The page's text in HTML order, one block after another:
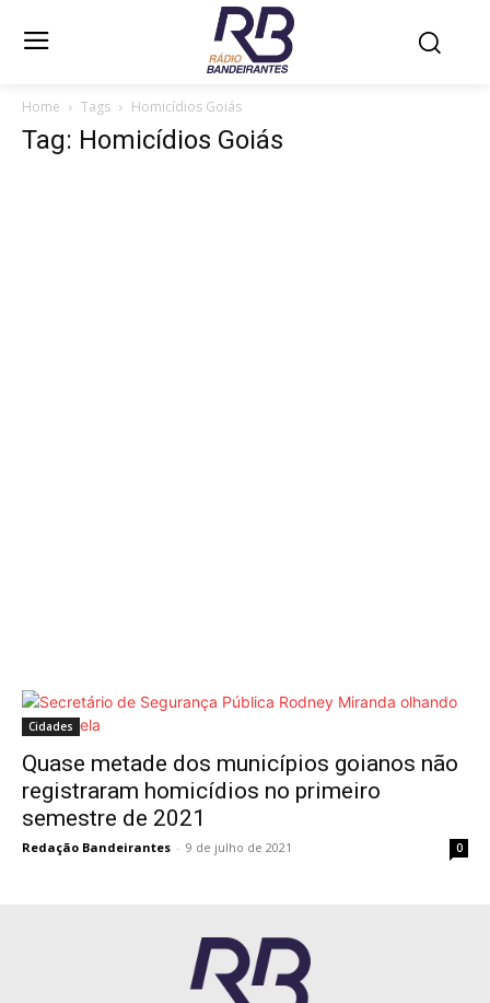
Home Tags Homicídios Goiás
Tag: Homicídios Goiás
Cidades
Quase metade dos municípios goianos não
registraram homicídios no primeiro
semestre de 2021
Redação Bandeirantes - 9 de julho de 2021 0